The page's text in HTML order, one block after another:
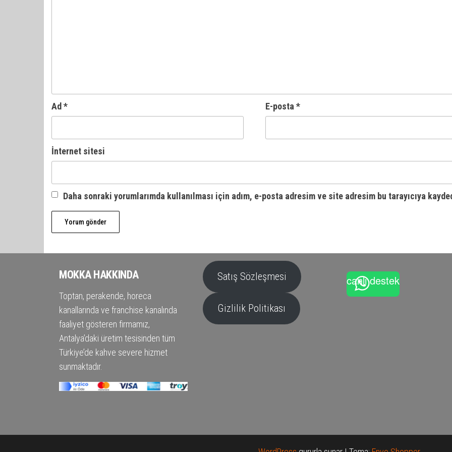
Ad * E-posta *
İnternet sitesi
Daha sonraki yorumlarımda kullanılması için adım, e-posta adresim ve site adresim bu tarayıcıya
MOKKA HAKKINDA
Toptan, perakende, horeca
kanallarında ve franchise kanalında
faaliyet gösteren firmamız,
Antalya’daki üretim tesisinden tüm
Türkiye’de kahve severe hizmet
sunmaktadır.
Satış Sözleşmesi
Gizlilik Politikası
canlı destek